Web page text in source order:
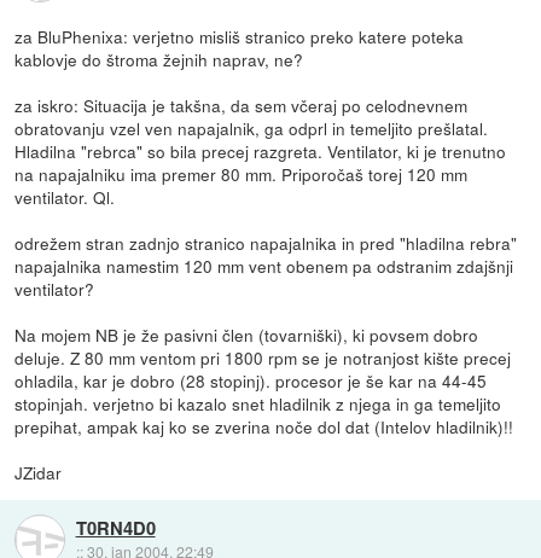
za BluPhenixa: verjetno misliš stranico preko katere poteka
kablovje do štroma žejnih naprav, ne?
za iskro: Situacija je takšna, da sem včeraj po celodnevnem
obratovanju vzel ven napajalnik, ga odprl in temeljito prešlatal.
Hladilna "rebrca" so bila precej razgreta. Ventilator, ki je trenutno
na napajalniku ima premer 80 mm. Priporočaš torej 120 mm
ventilator. Ql.
odrežem stran zadnjo stranico napajalnika in pred "hladilna rebra"
napajalnika namestim 120 mm vent obenem pa odstranim zdajšnji
ventilator?
Na mojem NB je že pasivni člen (tovarniški), ki povsem dobro
deluje. Z 80 mm ventom pri 1800 rpm se je notranjost kište precej
ohladila, kar je dobro (28 stopinj). procesor je še kar na 44-45
stopinjah. verjetno bi kazalo snet hladilnik z njega in ga temeljito
prepihat, ampak kaj ko se zverina noče dol dat (Intelov hladilnik)!!
JZidar
T0RN4D0
::30. jan 2004, 22:49